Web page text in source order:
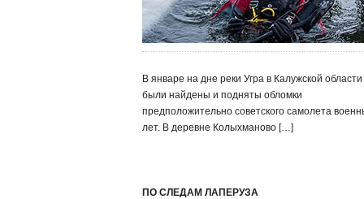
В январе на дне реки Угра в Калужской области
были найдены и подняты обломки
предположительно советского самолета
лет. В деревне Колыхманово […]
ПО СЛЕДАМ ЛАПЕРУЗА